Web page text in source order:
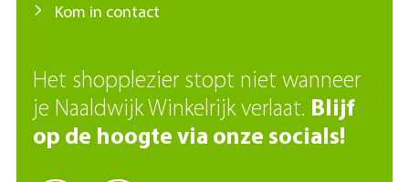
Kom in contact
Het shopplezier stopt niet wanneer
je Naaldwijk Winkelrijk verlaat. Blijf
op de hoogte via onze socials!